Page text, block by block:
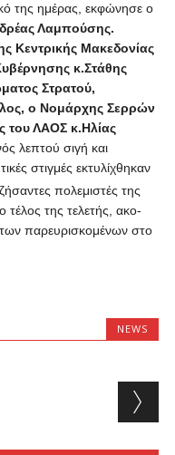
της η­μέ­ρας, εκ­φώ­νη­σε ο
Λαμπούσης.
Κεντρικής Μακεδονίας
κ.Στάθης
Στρατού,
, ο Νομάρχης Σερρών
ΛΑΟΣ κ.Ηλίας
λεπτού σιγή και
στιγ­μές ε­κτυ­λί­χθη­καν
πο­λε­μι­στές της
της τε­λε­τής, α­κο­
πα­ρευ­ρι­σκο­μέ­νων στο
NEWS